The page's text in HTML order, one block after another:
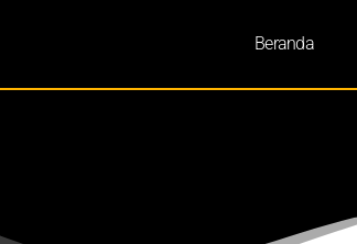
Beranda